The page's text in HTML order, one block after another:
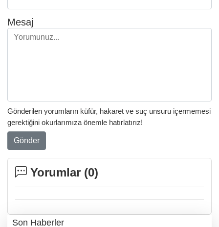
Mesaj
Gönderilen yorumların küfür, hakaret ve suç unsuru içermemesi
gerektiğini okurlarımıza önemle hatırlatırız!
Gönder
Yorumlar (0)
Son Haberler